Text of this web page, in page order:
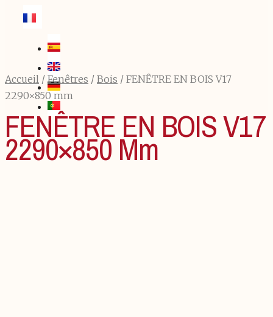
Accueil / Fenêtres / Bois / FENÊTRE EN BOIS V17
2290×850 mm
FENÊTRE EN BOIS V17
2290×850 Mm